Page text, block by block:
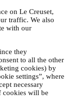
on Le Creuset,
traffic. We also
with our
they
to all the other
cookies) by
settings”, where
necessary
cookies will be
en dat u uw
erop rekenen dat wij
derden zullen
Voor informatie of
mailen op
waar wij u mee van
en uw privacy
hoe wij uw
overeenstemming